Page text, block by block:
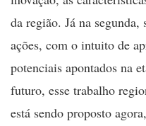
da região. Já na
ações, com o intuito de
potenciais apontados na
futuro, esse trabalho
está sendo proposto